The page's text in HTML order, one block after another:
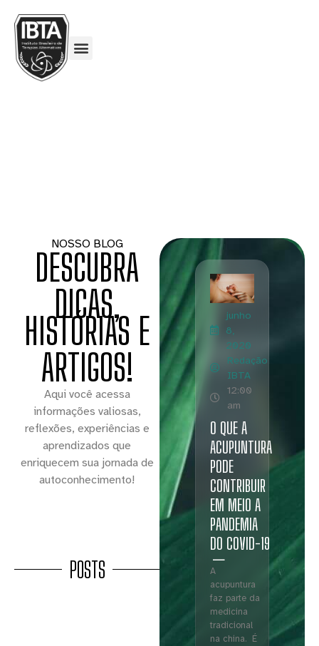
NOSSO BLOG
DESCUBRA
DICAS,
HISTÓRIAS E
ARTIGOS!
Aqui você acessa
informações valiosas,
reflexões, experiências e
aprendizados que
enriquecem sua jornada de
autoconhecimento!
POSTS
junho
8,
2020
Redação
IBTA
12:00
am
O QUE A
ACUPUNTURA
PODE
CONTRIBUIR
EM MEIO A
PANDEMIA
DO COVID-19
A
acupuntura
faz parte da
medicina
tradicional
na china. É